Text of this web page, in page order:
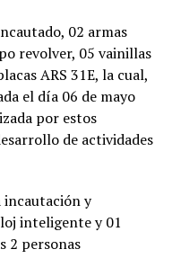
02 armas
revolver, 05 vainillas
ARS 31E, la cual,
el día 06 de mayo
por estos
de actividades
incautación y
inteligente y 01
2 personas